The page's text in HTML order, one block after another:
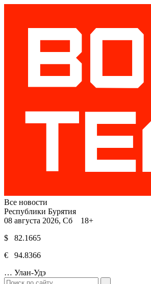
Все новости
Республики Бурятия
08 августа 2026, Сб 18+
$ 82.1665
€ 94.8366
… Улан-Удэ